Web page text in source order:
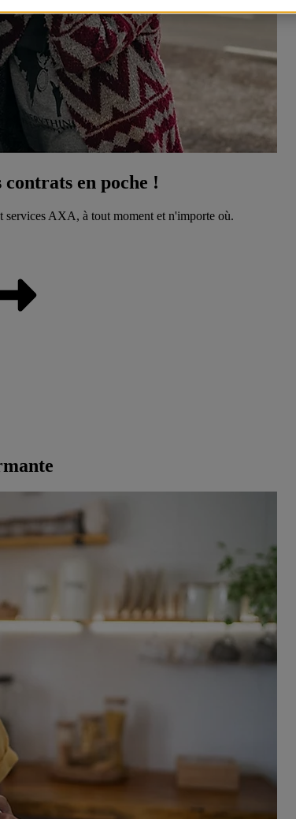
en poche !
services AXA, à tout moment et n'importe où.